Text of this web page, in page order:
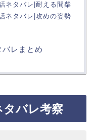
ネタバレ|耐える間柴
ネタバレ|攻めの姿勢
レまとめ
タバレ考察